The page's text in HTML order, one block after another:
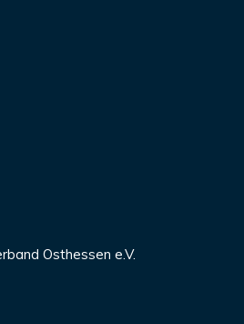
Osthessen e.V.